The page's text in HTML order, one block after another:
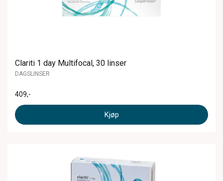
Clariti 1 day Multifocal, 30 linser
DAGSLINSER
409,-
Kjøp